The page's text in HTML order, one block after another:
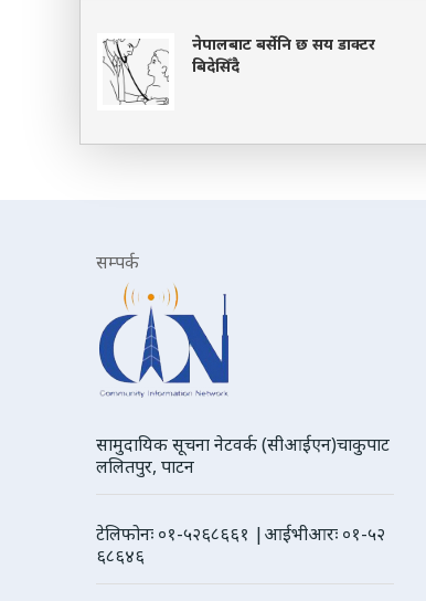
नेपालबाट बर्सेनि छ सय डाक्टर
बिदेसिँदै
सम्पर्क
सामुदायिक सूचना नेटवर्क (सीआईएन)चाकुपाट
ललितपुर, पाटन
टेलिफोनः ०१-५२६८६६१ |आईभीआरः ०१-५२
६८६४६